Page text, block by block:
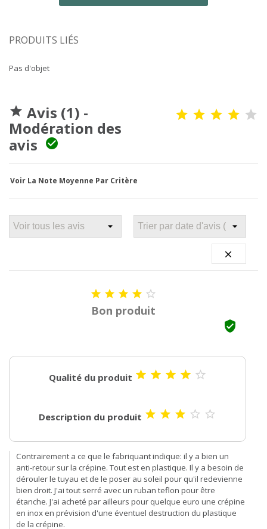
PRODUITS LIÉS
Pas d'objet
 Avis (1) -
Modération des
avis

Voir La Note Moyenne Par Critère

    
Bon produit

Qualité du produit     
Description du produit     
Contrairement a ce que le fabriquant indique: il y a bien un
anti-retour sur la crépine. Tout est en plastique. Il y a besoin de
dérouler le tuyau et de le poser au soleil pour qu'il redevienne
bien droit. J'ai tout serré avec un ruban teflon pour être
étanche. J'ai acheté par ailleurs pour quelque euro une crépine
en inox en prévision d'une éventuel destruction du plastique
de la crépine.